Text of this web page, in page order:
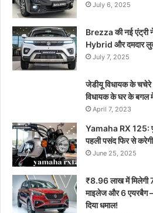
July 6, 2025
Brezza की नई एंट्री
Hybrid और दमदार
July 7, 2025
जेडीयू विधायक के चचेरे
विधायक के घर के बगल में
April 7, 2023
Yamaha RX 125:
पहली पसंद फिर से
June 25, 2025
₹8.96 लाख में मिलेगी
माइलेज और 6
दिया धमाल!